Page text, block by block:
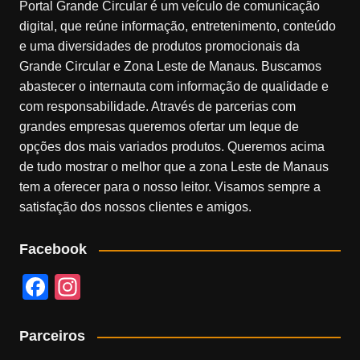
Portal Grande Circular é um veículo de comunicação
digital, que reúne informação, entretenimento, conteúdo
e uma diversidades de produtos promocionais da
Grande Circular e Zona Leste de Manaus. Buscamos
abastecer o internauta com informação de qualidade e
com responsabilidade. Através de parcerias com
grandes empresas queremos ofertar um leque de
opções dos mais variados produtos. Queremos acima
de tudo mostrar o melhor que a zona Leste de Manaus
tem a oferecer para o nosso leitor. Visamos sempre a
satisfação dos nossos clientes e amigos.
Facebook
F
c
a
Parceiros